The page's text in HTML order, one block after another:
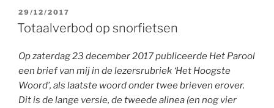
GEPLAATST
OP
29/12/2017
Totaalverbod op snorfietsen
Op zaterdag 23 december 2017 publiceerde Het Parool
een brief van mij in de lezersrubriek ‘Het Hoogste
Woord’, als laatste woord onder twee brieven erover.
Dit is de lange versie, de tweede alinea (en nog vier